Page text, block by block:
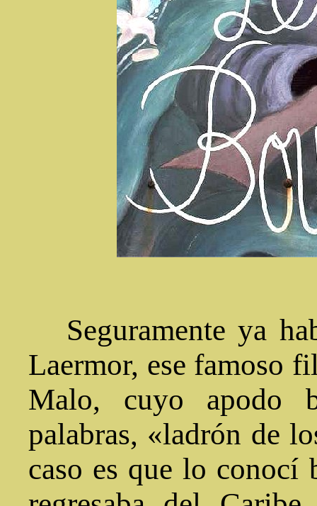
Seguramente ya
Laermor, ese famoso
Malo, cuyo apodo
palabras, «ladrón de
caso es que lo conocí